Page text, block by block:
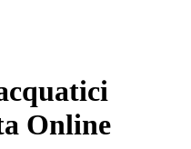
Online